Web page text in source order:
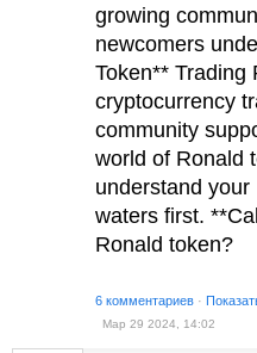
growing
newcomers
Token** Trading
cryptocurrency
community
world of Ronald
understand
waters first.
Ronald token?
6 комментариев ·
Мар 29 2024, 14:02